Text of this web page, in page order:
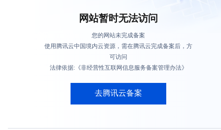
网站暂时无法访问
您的网站未完成备案
使用腾讯云中国境内云资源，需在腾讯云完成备案后，方
可访问
法律依据:《非经营性互联网信息服务备案管理办法》
去腾讯云备案